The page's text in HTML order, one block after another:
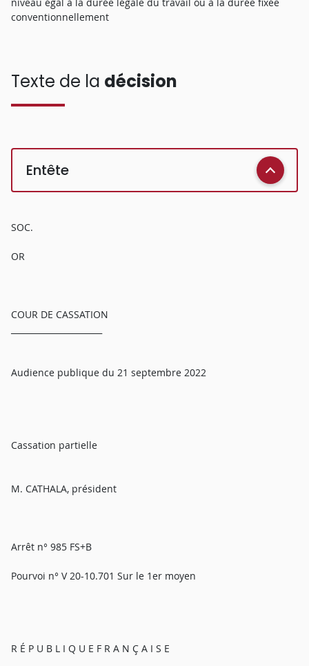
conventionnellement
Texte de la décision
Entête
SOC.
OR
COUR DE CASSATION
Audience publique du 21 septembre 2022
Cassation partielle
M. CATHALA, président
Arrêt n° 985 FS+B
Pourvoi n° V 20-10.701 Sur le 1er moyen
R É P U B L I Q U E F R A N Ç A I S E